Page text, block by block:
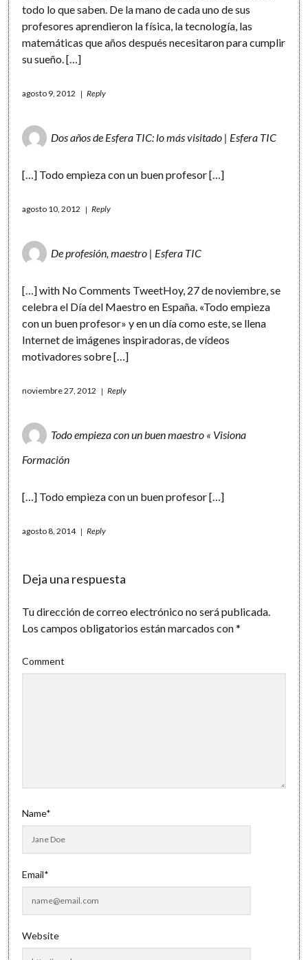
todo lo que saben. De la mano de cada uno de sus
profesores aprendieron la física, la tecnología, las
matemáticas que años después necesitaron para cumplir
su sueño. […]
agosto 9, 2012 Reply
Dos años de Esfera TIC: lo más visitado | Esfera TIC
[…] Todo empieza con un buen profesor […]
agosto 10, 2012 Reply
De profesión, maestro | Esfera TIC
[…] with No Comments TweetHoy, 27 de noviembre, se
celebra el Día del Maestro en España. «Todo empieza
con un buen profesor» y en un día como este, se llena
Internet de imágenes inspiradoras, de vídeos
motivadores sobre […]
noviembre 27, 2012 Reply
Todo empieza con un buen maestro « Visiona
Formación
[…] Todo empieza con un buen profesor […]
agosto 8, 2014 Reply
Deja una respuesta
Tu dirección de correo electrónico no será publicada.
Los campos obligatorios están marcados con*
Comment
Name*
Email*
Website